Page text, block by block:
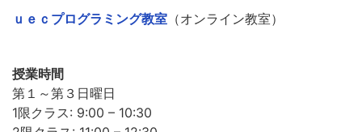
ｕｅｃプログラミング教室 （オンライン教室）
授業時間
第１～第３日曜日
1限クラス: 9:00 – 10:30